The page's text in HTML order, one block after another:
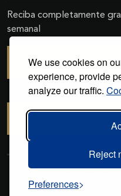
We use cookies on
experience, provide
analyze our traffic.
Reject
Preferences
Reciba completamente
semanal
reservados.